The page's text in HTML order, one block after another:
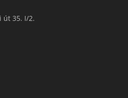
út 35. I/2.